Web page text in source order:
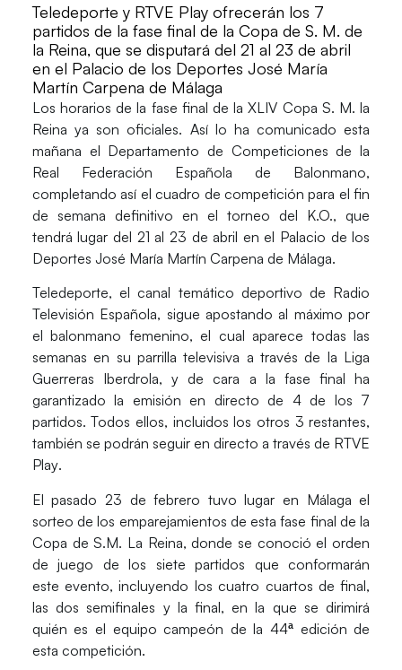
Teledeporte y RTVE Play ofrecerán los 7
partidos de la fase final de la Copa de S. M. de
la Reina, que se disputará del 21 al 23 de abril
en el Palacio de los Deportes José María
Martín Carpena de Málaga
Loshorarios de la fase final de laXLIV Copa S. M. la
Reina ya son oficiales. Así lo ha comunicado esta
mañana el Departamento de Competiciones de la
Real Federación Española de Balonmano,
completando así el cuadro de competición para el fin
de semana definitivo en el torneo del K.O., que
tendrá lugardel 21 al 23 de abril en el Palacio de los
Deportes José María Martín Carpena de Málaga.
Teledeporte, el canal temático deportivo de Radio
Televisión Española, sigue apostando al máximo por
el balonmano femenino, el cual aparece todas las
semanas en su parrilla televisiva a través de la Liga
Guerreras Iberdrola, y de cara a la fase final ha
garantizado la emisión en directo de 4 de los 7
partidos. Todos ellos, incluidos los otros 3 restantes,
también se podrán seguir en directo a través de RTVE
Play.
El pasado 23 de febrero tuvo lugar en Málaga el
sorteo de los emparejamientos de esta fase final de la
Copa de S.M. La Reina, donde se conoció el orden
de juego de los siete partidos que conformarán
este evento, incluyendo los cuatro cuartos de final,
las dos semifinales y la final, en la que se dirimirá
quién es el equipo campeón de la 44ª edición de
esta competición.